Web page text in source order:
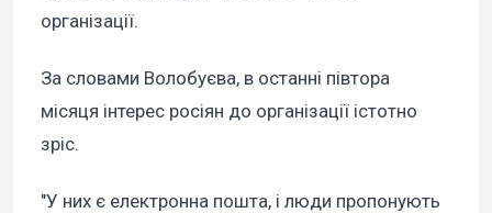
організації.
За словами Волобуєва, в останні півтора
місяця інтерес росіян до організації істотно
зріс.
"У них є електронна пошта, і люди пропонують